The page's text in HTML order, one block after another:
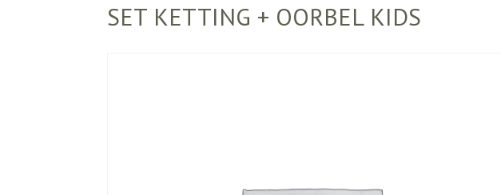
SET KETTING + OORBEL KIDS